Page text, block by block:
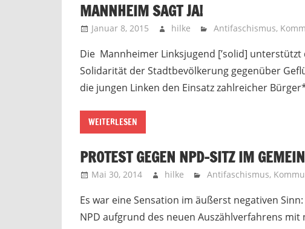
MANNHEIM SAGT JA!
Januar 8, 2015 hilke Antifaschismus,
Die Mannheimer Linksjugend [’solid] unterstützt
Solidarität der Stadtbevölkerung gegenüber
die jungen Linken den Einsatz zahlreicher
WEITERLESEN
PROTEST GEGEN NPD-SITZ IM
Mai 30, 2014 hilke Antifaschismus,
Es war eine Sensation im äußerst negativen
NPD aufgrund des neuen Auszählverfahrens